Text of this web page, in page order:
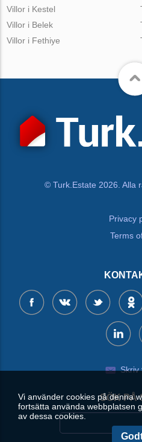
Villor i Kestel
Villor i Belek
Villor i Fethiye
© Turk.Estate 2026. Alla
Privacy
Terms
Skriv
SÖK PÅ
Vi använder cookies på denna
fortsätta använda webbplatsen
av dessa cookies.